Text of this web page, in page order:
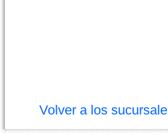
Volver a los